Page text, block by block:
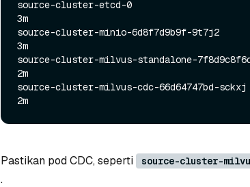
source-cluster-etcd-0
3m
source-cluster-minio-6d8f7d9b9f-
3m
source-cluster-milvus-standalone-
2m
source-cluster-milvus-cdc-
Pastikan pod CDC, seperti source-cluster-
.